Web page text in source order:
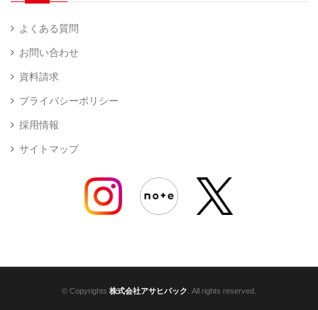
よくある質問
お問い合わせ
資料請求
プライバシーポリシー
採用情報
サイトマップ
© Copyrights 株式会社アサヒパック . All rights reserved.